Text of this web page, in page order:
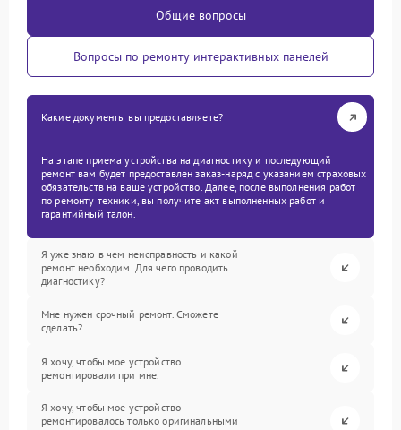
Общие вопросы
Вопросы по ремонту интерактивных панелей
Какие документы вы предоставляете?
На этапе приема устройства на диагностику и последующий
ремонт вам будет предоставлен заказ-наряд с указанием страховых
обязательств на ваше устройство. Далее, после выполнения работ
по ремонту техники, вы получите акт выполненных работ и
гарантийный талон.
Я уже знаю в чем неисправность и какой
ремонт необходим. Для чего проводить
диагностику?
Мне нужен срочный ремонт. Сможете
сделать?
Я хочу, чтобы мое устройство
ремонтировали при мне.
Я хочу, чтобы мое устройство
ремонтировалось только оригинальными